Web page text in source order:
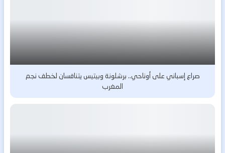
صراع إسباني على أوناحي.. برشلونة وبيتيس يتنافسان لخطف نجم
المغرب